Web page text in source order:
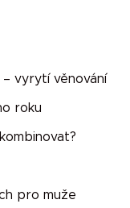
vyrytí věnování
roku
pro muže